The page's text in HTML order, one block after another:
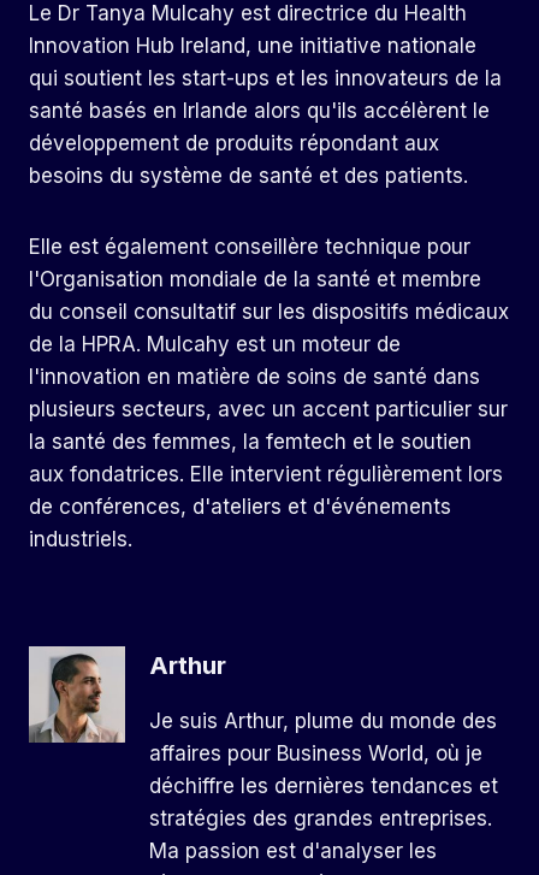
Le Dr Tanya Mulcahy est directrice du Health
Innovation Hub Ireland, une initiative nationale
qui soutient les start-ups et les innovateurs de la
santé basés en Irlande alors qu'ils accélèrent le
développement de produits répondant aux
besoins du système de santé et des patients.
Elle est également conseillère technique pour
l'Organisation mondiale de la santé et membre
du conseil consultatif sur les dispositifs médicaux
de la HPRA. Mulcahy est un moteur de
l'innovation en matière de soins de santé dans
plusieurs secteurs, avec un accent particulier sur
la santé des femmes, la femtech et le soutien
aux fondatrices. Elle intervient régulièrement lors
de conférences, d'ateliers et d'événements
industriels.
Arthur
Je suis Arthur, plume du monde des
affaires pour Business World, où je
déchiffre les dernières tendances et
stratégies des grandes entreprises.
Ma passion est d'analyser les